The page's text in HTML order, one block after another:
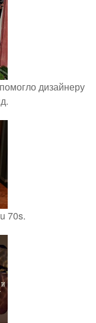
дизайнеру
70s.